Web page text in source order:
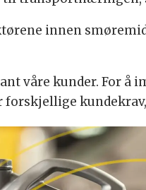
innen
våre kunder. For å